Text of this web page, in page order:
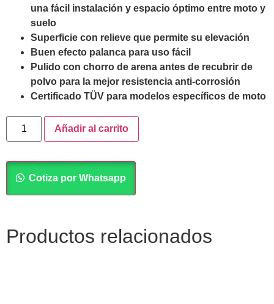
una fácil instalación y espacio óptimo entre moto y
suelo
Superficie con relieve que permite su elevación
Buen efecto palanca para uso fácil
Pulido con chorro de arena antes de recubrir de
polvo para la mejor resistencia anti-corrosión
Certificado TÜV para modelos específicos de moto
Añadir al carrito
Cotiza por Whatsapp
Productos relacionados